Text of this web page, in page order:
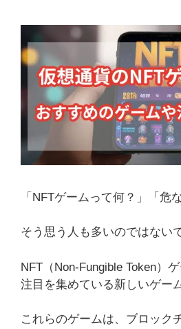
「NFTゲームって何？」「危
そう思う人も多いのではない
NFT（Non-Fungible Token）
注目を集めている新しいゲー
これらのゲームは、ブロック